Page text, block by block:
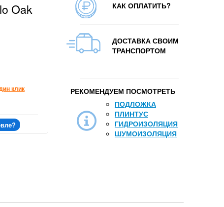
Oak
клик
КАК ОПЛАТИТЬ?
ДОСТАВКА СВОИМ
ТРАНСПОРТОМ
РЕКОМЕНДУЕМ ПОСМОТРЕТЬ
ПОДЛОЖКА
ПЛИНТУС
ГИДРОИЗОЛЯЦИЯ
ШУМОИЗОЛЯЦИЯ